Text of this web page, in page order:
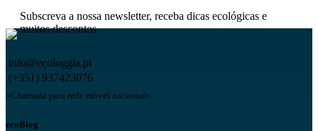
Subscreva a nossa newsletter, receba dicas ecológicas e
muitos descontos
info@ecologgia.pt
(+351) 937423076
«Chamada para rede móvel nacional»
ecoBlog